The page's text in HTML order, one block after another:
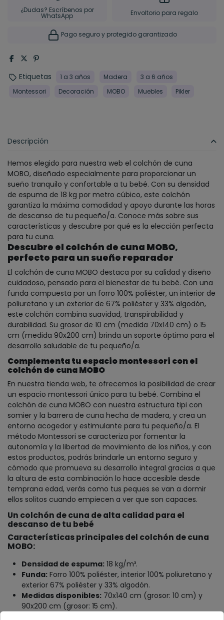
¿Dudas? Escríbenos por
WhatsApp Envoltorio para regalo
Pago seguro y protegido garantizado
Etiquetas 1 a 3 años Madera
3 a 6 años
Montessori
Decoración MOBO Muebles Pikler
Descripción
Hemos elegido para nuestra web el colchón de cuna
MOBO, diseñado especialmente para proporcionar un
sueño tranquilo y confortable a tu bebé. Con su densidad
de espuma de 18 kg por metro cúbico, este colchón
garantiza la máxima comodidad y apoyo durante las horas
de descanso de tu pequeño/a. Conoce más sobre sus
características y descubre por qué es la elección perfecta
para tu cuna.
Descubre el colchón de cuna MOBO,
perfecto para un sueño reparador
El colchón de cuna MOBO destaca por su calidad y diseño
cuidadoso, pensado para el bienestar de tu bebé. Con una
funda compuesta por un forro 100% poliéster, un interior de
poliuretano y un exterior de 67% poliéster y 33% algodón,
este colchón combina suavidad, transpirabilidad y
durabilidad. Su grosor de 10 cm (medida 70x140 cm) o 15
cm (medida 90x200 cm) brinda un soporte óptimo para el
desarrollo saludable de tu pequeño/a.
Complementa tu espacio montessori con el
colchón de cuna MOBO
En nuestra tienda web, te ofrecemos la posibilidad de crear
un espacio montessori único para tu bebé. Combina el
colchón de cuna MOBO con nuestra estructura tipi con
somier y la barrera de cuna hecha de madera, y crea un
entorno acogedor y estimulante para tu pequeño/a. El
método Montessori se caracteriza por fomentar la
autonomía y la libertad de movimiento de los niños, y con
estos productos, podrás brindarle un entorno seguro y
cómodo que promueva su desarrollo integral gracias a que
la altura de esta combinación lo hace accesible desde
temprana edad, verás como tus peques se van a dormir
ellos solitos cuando empiecen a ver que son capaces.
Un colchón de cuna de alta calidad para el
descanso de tu bebé
Características principales del colchón de cuna
MOBO:
Densidad de espuma:18 kg/m³.
Funda:Forro 100% poliéster, interior 100% poliuretano y
exterior 67% poliéster y 33% algodón.
Medidas disponibles:70x140 cm (grosor: 10 cm) y
90x200 cm (grosor: 15 cm).